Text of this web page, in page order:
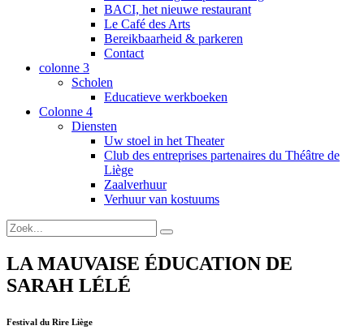
BACI, het nieuwe restaurant
Le Café des Arts
Bereikbaarheid & parkeren
Contact
colonne 3
Scholen
Educatieve werkboeken
Colonne 4
Diensten
Uw stoel in het Theater
Club des entreprises partenaires du Théâtre de
Liège
Zaalverhuur
Verhuur van kostuums
LA MAUVAISE ÉDUCATION DE
SARAH LÉLÉ
Festival du Rire Liège